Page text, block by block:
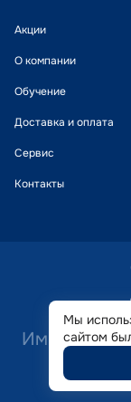
Акции
О компании
Обучение
Доставка и оплата
Сервис
Контакты
Имеются
Мы
сайтом